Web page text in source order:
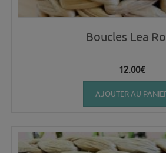
Boucles Lea
12.00€
AJOUTER AU